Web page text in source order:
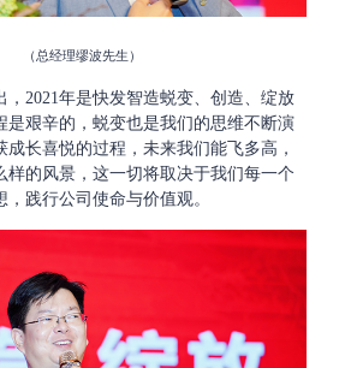
（总经理缪波先生）
，2021年是快发智造蜕变、创造、绽放
是艰辛的，蜕变也是我们的思维不断演
长喜悦的过程，未来我们能飞多高，
样的风景，这一切将取决于我们每一个
践行公司使命与价值观。